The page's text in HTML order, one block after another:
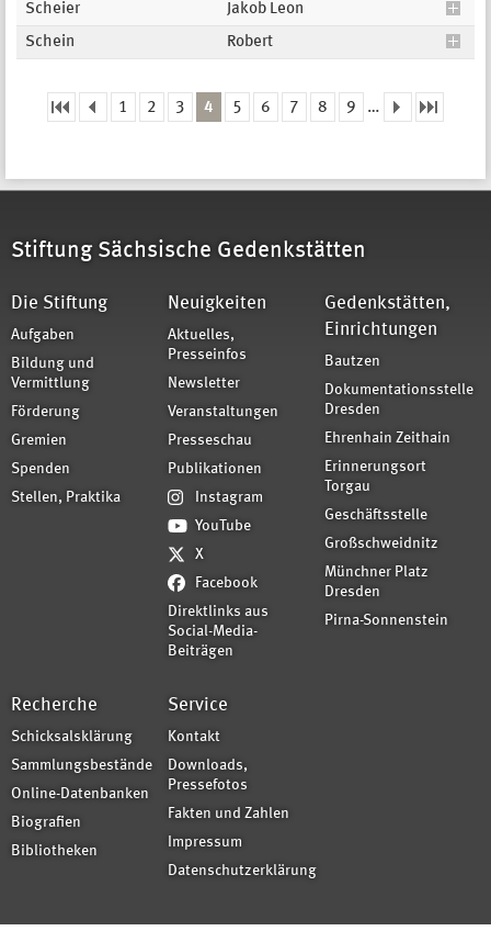
Scheier
Jakob Leon
Schein
Robert
Seiten 1 2 3 4 5 6 7 8 9 …
Stiftung Sächsische Gedenkstätten
Die Stiftung
Aufgaben
Bildung und
Vermittlung
Förderung
Gremien
Spenden
Stellen, Praktika
Neuigkeiten
Aktuelles,
Presseinfos
Newsletter
Veranstaltungen
Presseschau
Publikationen
Instagram
YouTube
X
Facebook
Direktlinks aus
Social-Media-
Beiträgen
Gedenkstätten,
Einrichtungen
Bautzen
Dokumentationsstelle
Dresden
Ehrenhain Zeithain
Erinnerungsort
Torgau
Geschäftsstelle
Großschweidnitz
Münchner Platz
Dresden
Pirna-Sonnenstein
Recherche
Schicksalsklärung
Sammlungsbestände
Online-Datenbanken
Biografien
Bibliotheken
Service
Kontakt
Downloads,
Pressefotos
Fakten und Zahlen
Impressum
Datenschutzerklärung